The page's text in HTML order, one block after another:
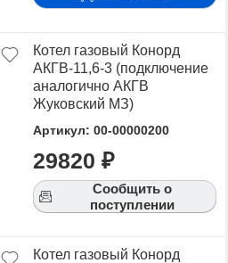
Котел газовый Конорд
АКГВ-11,6-3 (подключение
аналогично АКГВ
Жуковский МЗ)
Артикул: 00-00000200
29820 ₽
Сообщить о
поступлении
Котел газовый Конорд